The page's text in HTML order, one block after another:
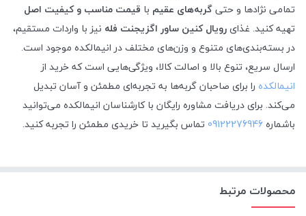
تمامی نژادها و حتیگربه‌های عقیم با قیمت مناسب و کیفیت اصل
تهیه کنید. غذایرویال کنین ساور اگزیجنت فله نیز با واردات مستقیم،
در بسته‌بندی‌های متنوع و وزن‌های مختلف در انیمالکده موجود است.
ارسال سریع، تنوع بالا و اصالت کالا، ویژگی‌هایی است که خرید از
انیمالکده را برای صاحبان گربه‌ها به تجربه‌ای مطمئن و آسان تبدیل
می‌کند. برای دریافت مشاوره رایگان با کارشناسان انیمالکده می‌توانید
باشماره09122276946 تماس بگیرید تا خریدی مطمئن را تجربه کنید.
محصولات مرتبط